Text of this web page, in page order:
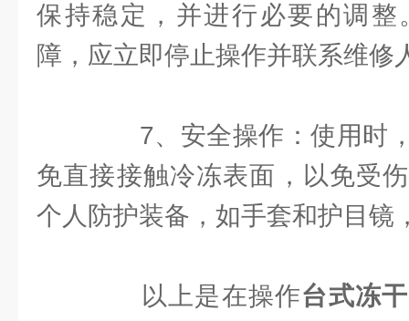
保持稳定，并进行必要的调整
障，应立即停止操作并联系维修
7、安全操作：使用时，
免直接接触冷冻表面，以免受
个人防护装备，如手套和护目镜
以上是在操作台式冻